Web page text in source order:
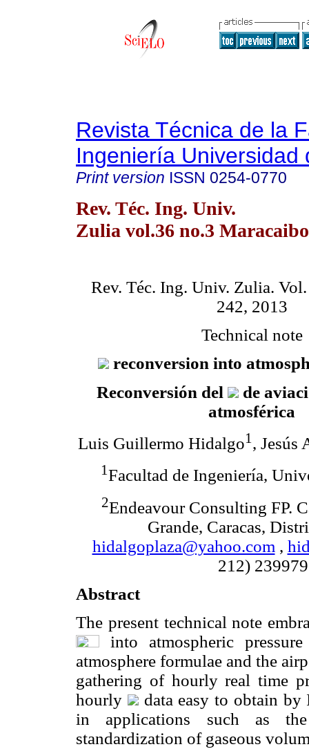
Revista Técnica de la
Ingeniería Universidad
Print version ISSN 0254-0770
Rev. Téc. Ing. Univ.
Zulia vol.36 no.3
Rev. Téc. Ing. Univ. Zulia.
242, 2013
Technical note
reconversion into
Reconversión del
de
atmosférica
Luis Guillermo Hidalgo1 , Jesús
1Facultad de Ingeniería,
2Endeavour Consulting FP.
Grande, Caracas,
hidalgoplaza@yahoo.com ,
212)
Abstract
The present technical note
into atmospheric
atmosphere formulae and the
gathering of hourly real time
hourly
data easy to obtain by
in applications such as
standardization of gaseous